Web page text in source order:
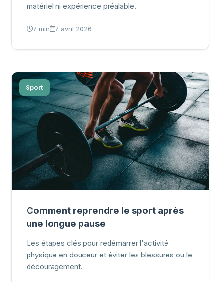
matériel ni expérience préalable.
7 min 7 avril 2026
Sport
Comment reprendre le sport après
une longue pause
Les étapes clés pour redémarrer l'activité
physique en douceur et éviter les blessures ou le
découragement.